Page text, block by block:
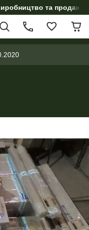
та продаж